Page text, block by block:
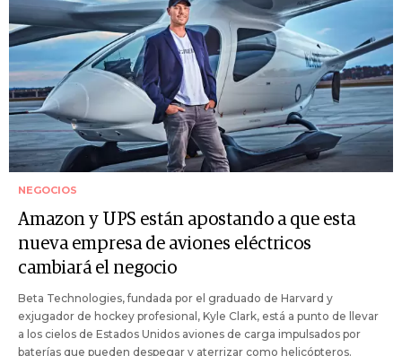
NEGOCIOS
Amazon y UPS están apostando a que esta
nueva empresa de aviones eléctricos
cambiará el negocio
Beta Technologies, fundada por el graduado de Harvard y
exjugador de hockey profesional, Kyle Clark, está a punto de llevar
a los cielos de Estados Unidos aviones de carga impulsados por
baterías que pueden despegar y aterrizar como helicópteros.